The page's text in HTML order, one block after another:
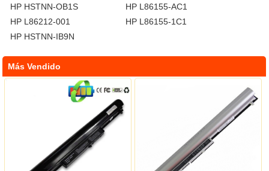
HP HSTNN-OB1S
HP L86155-AC1
HP L86212-001
HP L86155-1C1
HP HSTNN-IB9N
Más Vendido